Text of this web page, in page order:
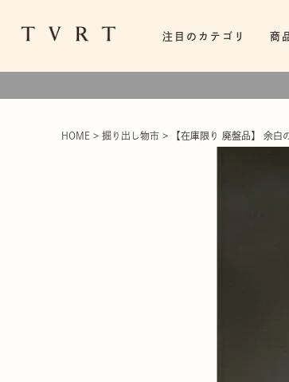
注目のカテゴリ 商
HOME 掘り出し物市 【在庫限り 廃盤品】 余